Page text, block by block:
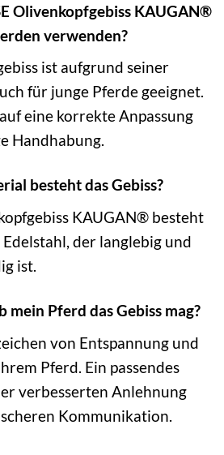
Olivenkopfgebiss KAUGAN®
verwenden?
ist aufgrund seiner
für junge Pferde geeignet.
eine korrekte Anpassung
Handhabung.
besteht das Gebiss?
KAUGAN® besteht
der langlebig und
ist.
Pferd das Gebiss mag?
von Entspannung und
Pferd. Ein passendes
verbesserten Anlehnung
Kommunikation.